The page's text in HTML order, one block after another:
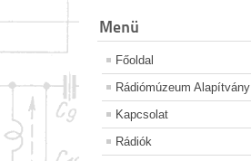
Menü
Főoldal
Rádiómúzeum Alapítvány
Kapcsolat
Rádiók